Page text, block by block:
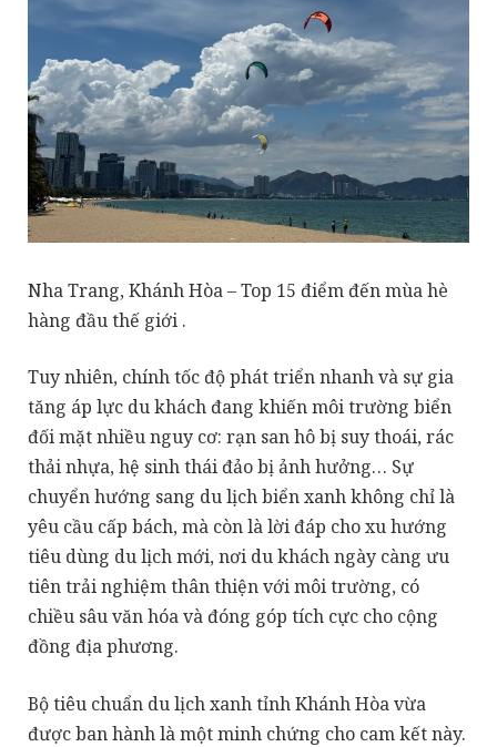
Nha Trang, Khánh Hòa – Top 15 điểm đến mùa hè
hàng đầu thế giới .
Tuy nhiên, chính tốc độ phát triển nhanh và sự gia
tăng áp lực du khách đang khiến môi trường biển
đối mặt nhiều nguy cơ: rạn san hô bị suy thoái, rác
thải nhựa, hệ sinh thái đảo bị ảnh hưởng… Sự
chuyển hướng sang du lịch biển xanh không chỉ là
yêu cầu cấp bách, mà còn là lời đáp cho xu hướng
tiêu dùng du lịch mới, nơi du khách ngày càng ưu
tiên trải nghiệm thân thiện với môi trường, có
chiều sâu văn hóa và đóng góp tích cực cho cộng
đồng địa phương.
Bộ tiêu chuẩn du lịch xanh tỉnh Khánh Hòa vừa
được ban hành là một minh chứng cho cam kết này.